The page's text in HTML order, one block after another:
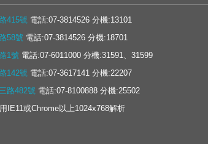
415號 電話:07-3814526 分機:13101
58號 電話:07-3814526 分機:18701
1號 電話:07-6011000 分機:31591、31599
142號 電話:07-3617141 分機:22207
路482號 電話:07-8100888 分機:25502
IE11或Chrome以上1024x768解析